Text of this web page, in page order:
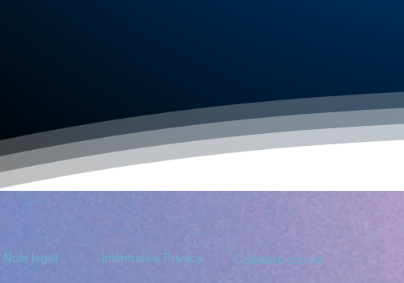
Note legali Informativa Privacy Collabora con noi